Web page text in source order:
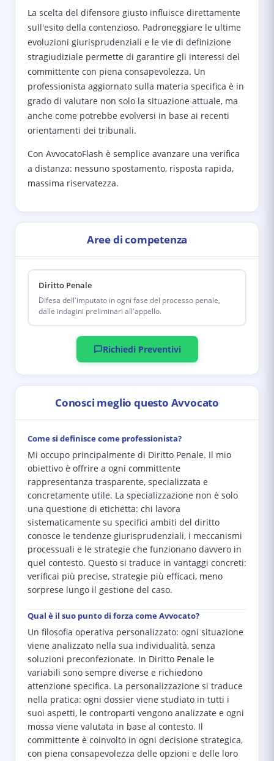
La scelta del difensore giusto influisce direttamente
sull'esito della contenzioso. Padroneggiare le ultime
evoluzioni giurisprudenziali e le vie di definizione
stragiudiziale permette di garantire gli interessi del
committente con piena consapevolezza. Un
professionista aggiornato sulla materia specifica è in
grado di valutare non solo la situazione attuale, ma
anche come potrebbe evolversi in base ai recenti
orientamenti dei tribunali.
Con AvvocatoFlash è semplice avanzare una verifica
a distanza: nessuno spostamento, risposta rapida,
massima riservatezza.
Aree di competenza
Diritto Penale
Difesa dell'imputato in ogni fase del processo penale,
dalle indagini preliminari all'appello.
Richiedi Preventivi
Conosci meglio questo Avvocato
Come si definisce come professionista?
Mi occupo principalmente di Diritto Penale. Il mio
obiettivo è offrire a ogni committente
rappresentanza trasparente, specializzata e
concretamente utile. La specializzazione non è solo
una questione di etichetta: chi lavora
sistematicamente su specifici ambiti del diritto
conosce le tendenze giurisprudenziali, i meccanismi
processuali e le strategie che funzionano davvero in
quel contesto. Questo si traduce in vantaggi concreti:
verificai più precise, strategie più efficaci, meno
sorprese lungo il gestione del caso.
Qual è il suo punto di forza come Avvocato?
Un filosofia operativa personalizzato: ogni situazione
viene analizzato nella sua individualità, senza
soluzioni preconfezionate. In Diritto Penale le
variabili sono sempre diverse e richiedono
attenzione specifica. La personalizzazione si traduce
nella pratica: ogni dossier viene studiato in tutti i
suoi aspetti, le controparti vengono analizzate e ogni
mossa viene valutata in base al contesto. Il
committente è coinvolto in ogni decisione strategica,
con piena consapevolezza delle opzioni e delle loro